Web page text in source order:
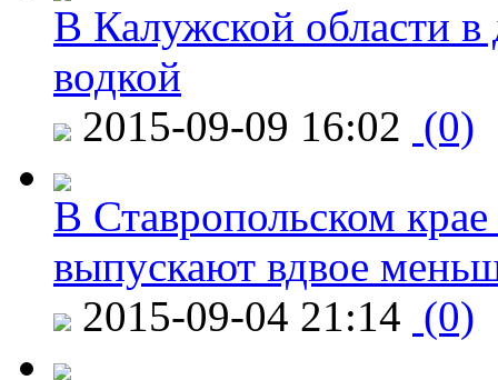
В Калужской области в
водкой
2015-09-09 16:02 (0)
В Ставропольском
выпускают вдвое
2015-09-04 21:14 (0)